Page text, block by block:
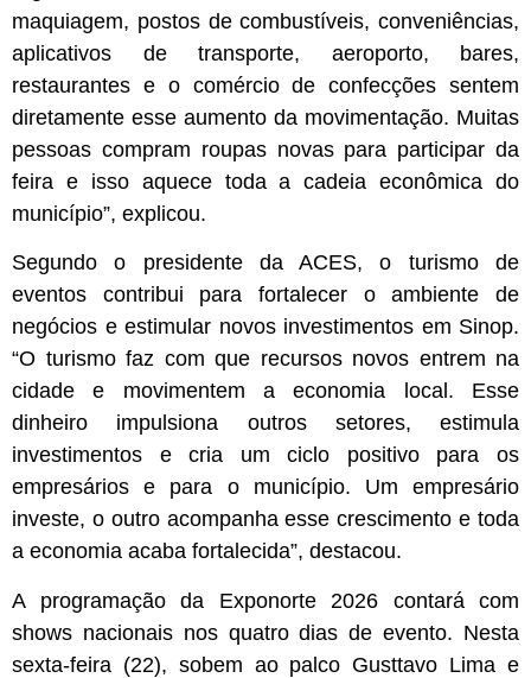
maquiagem, postos de combustíveis, conveniências,
aplicativos de transporte, aeroporto, bares,
restaurantes e o comércio de confecções sentem
diretamente esse aumento da movimentação. Muitas
pessoas compram roupas novas para participar da
feira e isso aquece toda a cadeia econômica do
município”, explicou.
Segundo o presidente da ACES, o turismo de
eventos contribui para fortalecer o ambiente de
negócios e estimular novos investimentos em Sinop.
“O turismo faz com que recursos novos entrem na
cidade e movimentem a economia local. Esse
dinheiro impulsiona outros setores, estimula
investimentos e cria um ciclo positivo para os
empresários e para o município. Um empresário
investe, o outro acompanha esse crescimento e toda
a economia acaba fortalecida”, destacou.
A programação da Exponorte 2026 contará com
shows nacionais nos quatro dias de evento. Nesta
sexta-feira (22), sobem ao palco Gusttavo Lima e